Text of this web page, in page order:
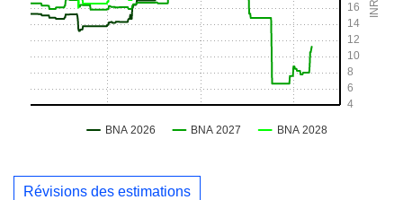
Révisions des estimations